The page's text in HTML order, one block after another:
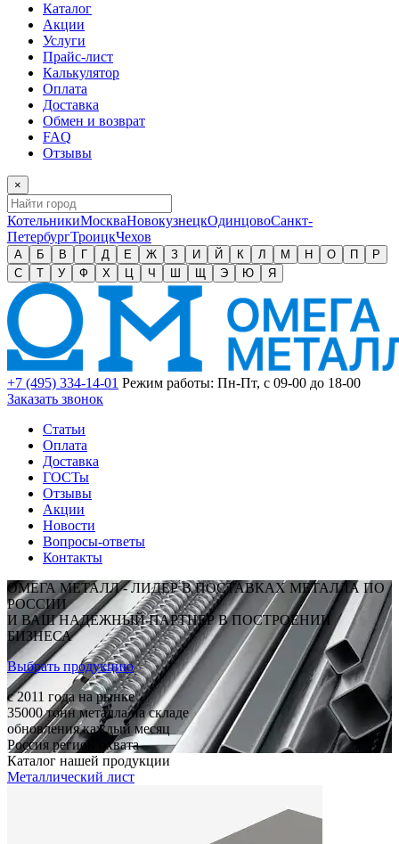
Каталог
Акции
Услуги
Прайс-лист
Калькулятор
Оплата
Доставка
Обмен и возврат
FAQ
Отзывы
×
КотельникиМоскваНовокузнецкОдинцовоСанкт-
ПетербургТроицкЧехов
А Б В Г Д Е Ж З И Й К Л М Н О П
Р
С
Т У Ф Х Ц Ч Ш Щ Э Ю Я
+7 (495) 334-14-01 Режим работы: Пн-Пт, с 09-00 до 18-00
Заказать звонок
Статьи
Оплата
Доставка
ГОСТы
Отзывы
Акции
Новости
Вопросы-ответы
Контакты
ОМЕГА МЕТАЛЛ - ЛИДЕР В ПОСТАВКАХ МЕТАЛЛА ПО
РОССИИ
И ВАШ НАДЕЖНЫЙ ПАРТНЕР В ПОСТРОЕНИИ
БИЗНЕСА
Выбрать продукцию
c 2011 года на рынке
35000 тонн металла на складе
обновления каждый месяц
Россия регион охвата
Каталог нашей продукции
Металлический лист